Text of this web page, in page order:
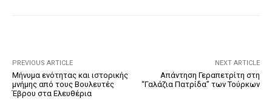
PREVIOUS ARTICLE
Μήνυμα ενότητας και ιστορικής
μνήμης από τους Βουλευτές
Έβρου στα Ελευθέρια
NEXT ARTICLE
Απάντηση Γεραπετρίτη στη
“Γαλάζια Πατρίδα” των Τούρκων